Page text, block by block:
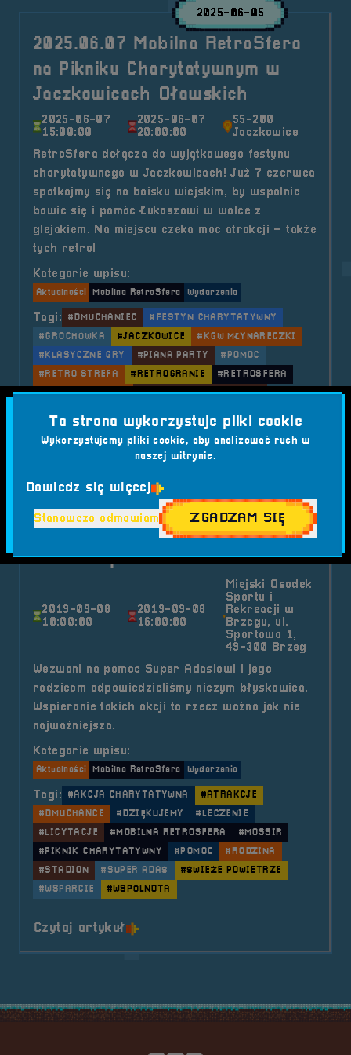
2025-06-05
2025.06.07 Mobilna RetroSfera
na Pikniku Charytatywnym w
Jaczkowicach Oławskich
2025-06-07
15:00:00
2025-06-07
20:00:00
55-200
Jaczkowice
RetroSfera dołącza do wyjątkowego festynu
charytatywnego w Jaczkowicach! Już 7 czerwca
spotkajmy się na boisku wiejskim, by wspólnie
bawić się i pomóc Łukaszowi w walce z
glejakiem. Na miejscu czeka moc atrakcji – także
tych retro!
Kategorie wpisu:
Aktualności Mobilna RetroSfera Wydarzenia
Tagi: #DMUCHANIEC
#FESTYN CHARYTATYWNY
#GROCHÓWKA
#JACZKOWICE
#KGW MŁYNARECZKI
#KLASYCZNE GRY
#PIANA PARTY
#POMOC
#RETRO STREFA
#RETROGRANIE
#RETROSFERA
#STRAŻ POŻARNA
#WYDARZENIE RODZINNE
Czytaj artykuł o tytule 2025.06.07 Mobilna
2019.09.08 Mobilna RetroSfera
na pikniku charytatywnym na
rzecz Super Adasia
2019-09-08
10:00:00
2019-09-08
16:00:00
Miejski Osodek
Sportu i
Rekreacji w
Brzegu, ul.
Sportowa 1,
49-300 Brzeg
Wezwani na pomoc Super Adasiowi i jego
rodzicom odpowiedzieliśmy niczym błyskawica.
Wspieranie takich akcji to rzecz ważna jak nie
najważniejsza.
Kategorie wpisu:
Aktualności Mobilna RetroSfera Wydarzenia
Tagi: #AKCJA CHARYTATYWNA
#ATRAKCJE
#DMUCHAŃCE
#DZIĘKUJEMY
#LECZENIE
#LICYTACJE
#MOBILNA RETROSFERA
#MOSSIR
#PIKNIK CHARYTATYWNY
#POMOC
#RODZINA
#STADION
#SUPER ADAŚ
#ŚWIEŻE POWIETRZE
#WSPARCIE
#WSPÓLNOTA
Czytaj artykuło tytule 2019.09.08 Mobilna
Ta strona wykorzystuje pliki cookie
Wykorzystujemy pliki cookie, aby analizować ruch w
naszej witrynie.
Dowiedz się więcej
Stanowczo odmawiam ZGADZAM SIĘ